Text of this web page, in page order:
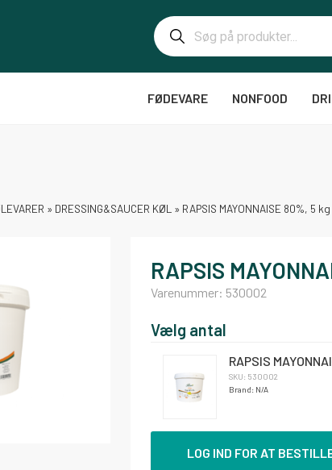
FØDEVARE NONFOOD
» DRESSING&SAUCER KØL » RAPSIS MAYONNAISE 80%, 5 kg
RAPSIS
Varenummer: 530002
Vælg antal
RAPSIS
SKU: 530002
Brand: N/A
LOG IND FOR AT